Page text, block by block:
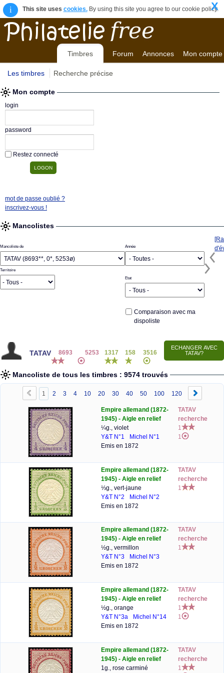
i This site uses cookies.By using this site you agree to our cookie policy.
X
Timbres Forum Annonces Mon compte
Les timbres Recherche précise
Mon compte
login
password
Restez connecté
mot de passe oublié ?
inscrivez-vous !
Mancolistes
Mancoliste de
Territoire
Année
Etat
Comparaison avec ma
dispoliste
TATAV 8693 5253 1317 158 3516
Mancoliste de tous les timbres : 9574 trouvés
1 2 3 4 10 20 30 40 50 100 120
Empire allemand (1872-
1945) - Aigle en relief
¼g., violet
Y&T N°1
Michel N°1
Emis en 1872
TATAV
recherche
1
1
Empire allemand (1872-
1945) - Aigle en relief
⅓g., vert-jaune
Y&T N°2
Michel N°2
Emis en 1872
TATAV
recherche
1
Empire allemand (1872-
1945) - Aigle en relief
½g., vermillon
Y&T N°3
Michel N°3
Emis en 1872
TATAV
recherche
1
Empire allemand (1872-
1945) - Aigle en relief
½g., orange
Y&T N°3a
Michel N°14
Emis en 1872
TATAV
recherche
1
1
Empire allemand (1872-
1945) - Aigle en relief
1g., rose carminé
TATAV
recherche
1